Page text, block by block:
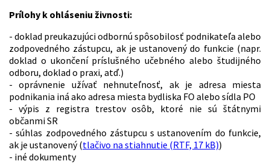
Prílohy k ohláseniu živnosti:
- doklad preukazujúci odbornú spôsobilosť podnikateľa alebo
zodpovedného zástupcu, ak je ustanovený do funkcie (napr.
doklad o ukončení príslušného učebného alebo študijného
odboru, doklad o praxi, atď.)
- oprávnenie užívať nehnuteľnosť, ak je adresa miesta
podnikania iná ako adresa miesta bydliska FO alebo sídla PO
- výpis z registra trestov osôb, ktoré nie sú štátnymi
občanmi SR
- súhlas zodpovedného zástupcu s ustanovením do funkcie,
ak je ustanovený (tlačivo na stiahnutie (RTF, 17 kB))
- iné dokumenty